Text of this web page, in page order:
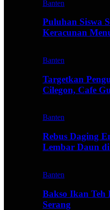
Banten
Puluhan Siswa
Keracunan
Banten
Targetkan
Cilegon, Cafe
Banten
Rebus Daging
Lembar Daun
Banten
Bakso Ikan Teh
Serang